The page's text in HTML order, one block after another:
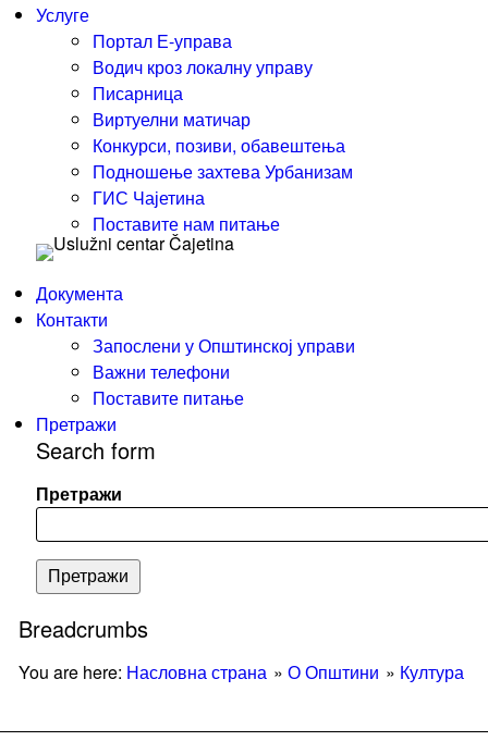
Услуге
Портал Е-управа
Водич кроз локалну управу
Писарница
Виртуелни матичар
Конкурси, позиви, обавештења
Подношење захтева Урбанизам
ГИС Чајетина
Поставите нам питање
Документа
Контакти
Запослени у Општинској управи
Важни телефони
Поставите питање
Претражи
Search form
Претражи
Breadcrumbs
You are here: Насловна страна О Општини Култура